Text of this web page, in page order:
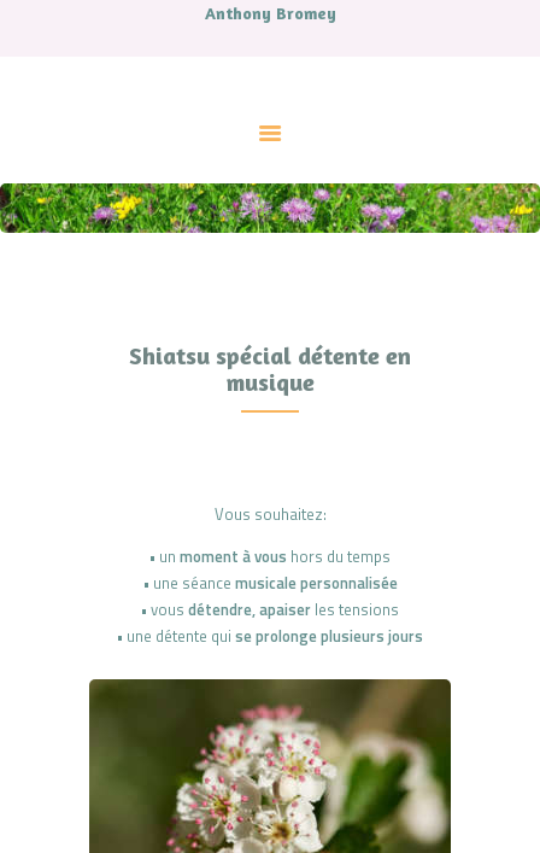
Anthony Bromey
MUSIQUE
ATELIERS ET SOINS
Shiatsu spécial détente en
musique
Vous souhaitez:
• un moment à vous hors du temps
• une séance musicale personnalisée
• vous détendre, apaiser les tensions
• une détente qui se prolonge plusieurs jours